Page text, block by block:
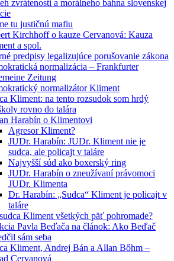
zvrátenosti a morálneho bahna slovenskej
tu justičnú mafiu
Kirchhoff o kauze Cervanová: Kauza
a spol.
predpisy legalizujúce porušovanie zákona
normalizácia – Frankfurter
Zeitung
normalizátor Kliment
Kliment: na tento rozsudok som hrdý
rovno do talára
Harabín o Klimentovi
Agresor Kliment?
JUDr. Harabín: JUDr. Kliment nie je
sudca, ale policajt v taláre
Najvyšší súd ako boxerský ring
JUDr. Harabín o zneužívaní právomoci
JUDr. Klimenta
Dr. Harabín: „Sudca“ Kliment je policajt v
taláre
Kliment všetkých päť pohromade?
Pavla Beďača na článok: Ako Beďač
sám seba
Kliment, Andrej Bán a Allan Bőhm –
Cervanová